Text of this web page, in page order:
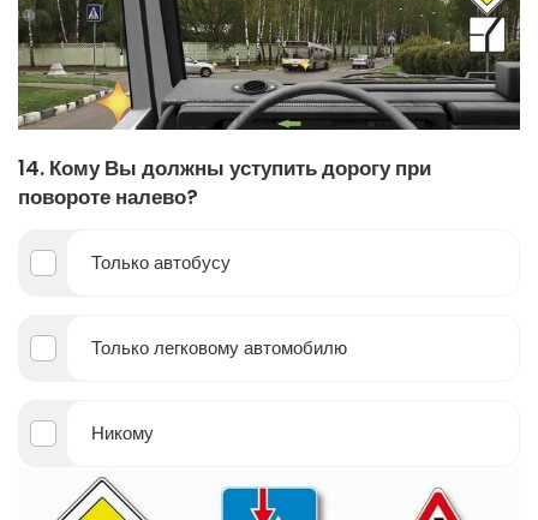
14. Кому Вы должны уступить дорогу при
повороте налево?
Только автобусу
Только легковому автомобилю
Никому